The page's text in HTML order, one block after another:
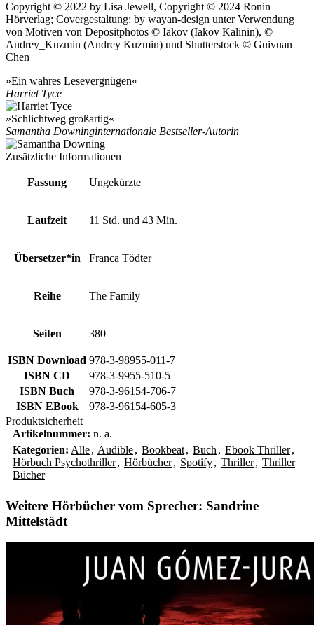
Copyright © 2022 by Lisa Jewell, Copyright © 2024 Ronin
Hörverlag; Covergestaltung: by wayan-design unter Verwendung
von Motiven von Depositphotos © Iakov (Iakov Kalinin), ©
Andrey_Kuzmin (Andrey Kuzmin) und Shutterstock © Guivuan
Chen
»Ein wahres Lesevergnügen«
Harriet Tyce
»Schlichtweg großartig«
Samantha Downinginternationale Bestseller-Autorin
Zusätzliche Informationen
Fassung Ungekürzte
Laufzeit 11 Std. und 43 Min.
Übersetzer*in Franca Tödter
Reihe The Family
Seiten 380
ISBN Download 978-3-98955-011-7
ISBN CD
978-3-9955-510-5
ISBN Buch
978-3-96154-706-7
ISBN EBook
978-3-96154-605-3
Produktsicherheit
Artikelnummer: n. a.
Kategorien: Alle, Audible, Bookbeat, Buch , Ebook Thriller,
Hörbuch Psychothriller, Hörbücher, Spotify, Thriller, Thriller
Bücher
Weitere Hörbücher vom Sprecher: Sandrine
Mittelstädt